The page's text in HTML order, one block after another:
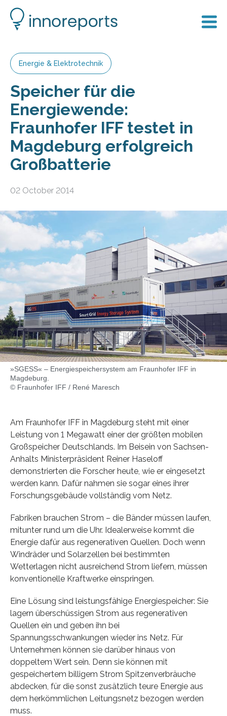
Energie & Elektrotechnik
Speicher für die
Energiewende:
Fraunhofer IFF testet in
Magdeburg erfolgreich
Großbatterie
02 October 2014
»SGESS« – Energiespeichersystem am Fraunhofer IFF in
Magdeburg.
© Fraunhofer IFF / René Maresch
Am Fraunhofer IFF in Magdeburg steht mit einer
Leistung von 1 Megawatt einer der größten mobilen
Großspeicher Deutschlands. Im Beisein von Sachsen-
Anhalts Ministerpräsident Reiner Haseloff
demonstrierten die Forscher heute, wie er eingesetzt
werden kann. Dafür nahmen sie sogar eines ihrer
Forschungsgebäude vollständig vom Netz.
Fabriken brauchen Strom – die Bänder müssen laufen,
mitunter rund um die Uhr. Idealerweise kommt die
Energie dafür aus regenerativen Quellen. Doch wenn
Windräder und Solarzellen bei bestimmten
Wetterlagen nicht ausreichend Strom liefern, müssen
konventionelle Kraftwerke einspringen.
Eine Lösung sind leistungsfähige Energiespeicher: Sie
lagern überschüssigen Strom aus regenerativen
Quellen ein und geben ihn bei
Spannungsschwankungen wieder ins Netz. Für
Unternehmen können sie darüber hinaus von
doppeltem Wert sein. Denn sie können mit
gespeichertem billigem Strom Spitzenverbräuche
abdecken, für die sonst zusätzlich teure Energie aus
dem herkömmlichen Leitungsnetz bezogen werden
muss.